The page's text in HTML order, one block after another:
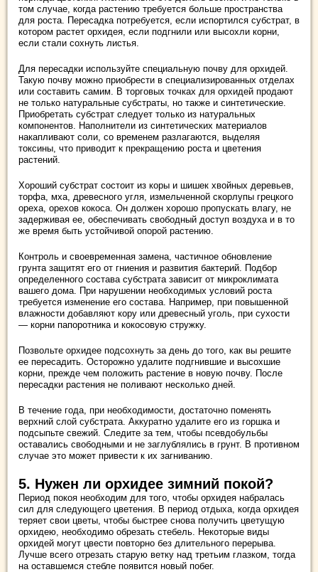
том случае, когда растению требуется больше пространства
для роста. Пересадка потребуется, если испортился субстрат, в
котором растет орхидея, если подгнили или высохли корни,
если стали сохнуть листья.
Для пересадки используйте специальную почву для орхидей.
Такую почву можно приобрести в специализированных отделах
или составить самим. В торговых точках для орхидей продают
не только натуральные субстраты, но также и синтетические.
Приобретать субстрат следует только из натуральных
компонентов. Наполнители из синтетических материалов
накапливают соли, со временем разлагаются, выделяя
токсины, что приводит к прекращению роста и цветения
растений.
Хороший субстрат состоит из коры и шишек хвойных деревьев,
торфа, мха, древесного угля, измельченной скорлупы грецкого
ореха, орехов кокоса. Он должен хорошо пропускать влагу, не
задерживая ее, обеспечивать свободный доступ воздуха и в то
же время быть устойчивой опорой растению.
Контроль и своевременная замена, частичное обновление
грунта защитят его от гниения и развития бактерий. Подбор
определенного состава субстрата зависит от микроклимата
вашего дома. При нарушении необходимых условий роста
требуется изменение его состава. Например, при повышенной
влажности добавляют кору или древесный уголь, при сухости
— корни папоротника и кокосовую стружку.
Позвольте орхидее подсохнуть за день до того, как вы решите
ее пересадить. Осторожно удалите подгнившие и высохшие
корни, прежде чем положить растение в новую почву. После
пересадки растения не поливают несколько дней.
В течение года, при необходимости, достаточно поменять
верхний слой субстрата. Аккуратно удалите его из горшка и
подсыпьте свежий. Следите за тем, чтобы псевдобульбы
оставались свободными и не заглублялись в грунт. В противном
случае это может привести к их загниванию.
5. Нужен ли орхидее зимний покой?
Период покоя необходим для того, чтобы орхидея набралась
сил для следующего цветения. В период отдыха, когда орхидея
теряет свои цветы, чтобы быстрее снова получить цветущую
орхидею, необходимо обрезать стебель. Некоторые виды
орхидей могут цвести повторно без длительного перерыва.
Лучше всего отрезать старую ветку над третьим глазком, тогда
на оставшемся стебле появится новый побег.